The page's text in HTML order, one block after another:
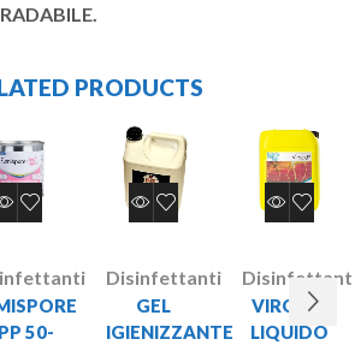
PRODUCTS
50-
Disinfettanti
GEL
IGIENIZZANTE
VIROCID
LIQUIDO